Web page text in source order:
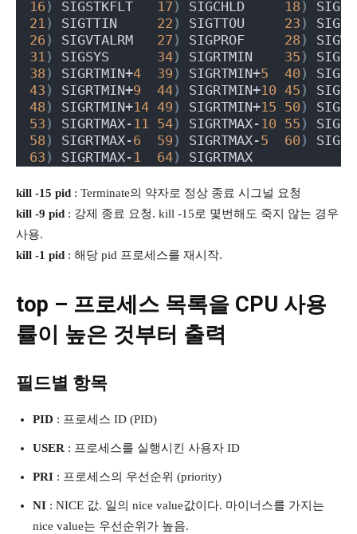
16 ) SIGSTKFLT 17 ) SIGCHLD 18 )
21 ) SIGTTIN 22 ) SIGTTOU 23 )
26 ) SIGVTALRM 27 ) SIGPROF 28 )
31 ) SIGSYS 34) SIGRTMIN 35 )
38 ) SIGRTMIN+4 39 ) SIGRTMIN+5 40 )
43 ) SIGRTMIN+9 44) SIGRTMIN+10 45 )
48 ) SIGRTMIN+14 49 ) SIGRTMIN+15 50 )
53 ) SIGRTMAX- 11 54) SIGRTMAX- 10 55 )
58 ) SIGRTMAX-6 59 ) SIGRTMAX-5 60 )
63 ) SIGRTMAX- 1 64) SIGRTMAX
kill -15 pid : Terminate의 약자로 정상 종료 시그널 요청
kill -9 pid : 강제 종료 요청. kill -15로 몇번해도 죽지 않는 경우
사용.
kill -1 pid : 해당 pid 프로세스를 재시작.
top – 프로세스 목록을 CPU 사용
률이 높은 것부터 출력
필드별 항목
PID : 프로세스 ID (PID)
USER : 프로세스를 실행시킨 사용자 ID
PRI : 프로세스의 우선순위 (priority)
NI : NICE 값. 일의 nice value값이다. 마이너스를 가지는
nice value는 우선순위가 높음.